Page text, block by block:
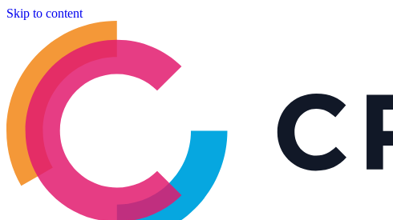
Skip to content